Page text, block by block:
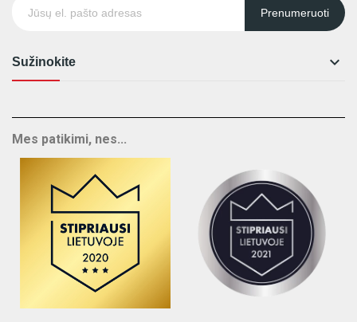
Prenumeruoti
Sužinokite 
Mes patikimi, nes...